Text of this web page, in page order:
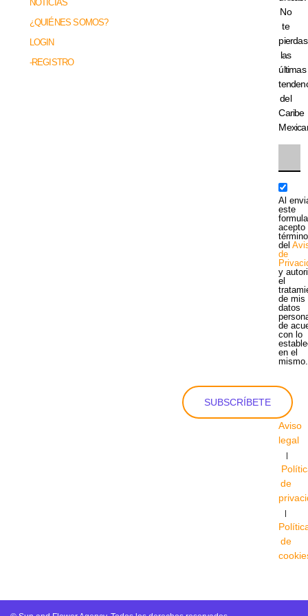
NOTICIAS
¿QUIÉNES SOMOS?
LOGIN
-REGISTRO
No
te
pierdas
las
últimas
del
Caribe
Al
este
acepto
del
de
y
el
de mis
datos
de
con lo
en el
mismo.
SUBSCRÍBETE
Aviso
legal
|
de
|
de